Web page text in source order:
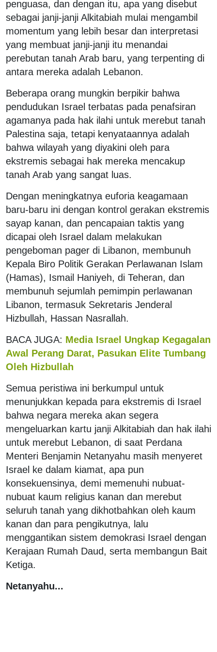
penguasa, dan dengan itu, apa yang disebut
sebagai janji-janji Alkitabiah mulai mengambil
momentum yang lebih besar dan interpretasi
yang membuat janji-janji itu menandai
perebutan tanah Arab baru, yang terpenting di
antara mereka adalah Lebanon.
Beberapa orang mungkin berpikir bahwa
pendudukan Israel terbatas pada penafsiran
agamanya pada hak ilahi untuk merebut tanah
Palestina saja, tetapi kenyataannya adalah
bahwa wilayah yang diyakini oleh para
ekstremis sebagai hak mereka mencakup
tanah Arab yang sangat luas.
Dengan meningkatnya euforia keagamaan
baru-baru ini dengan kontrol gerakan ekstremis
sayap kanan, dan pencapaian taktis yang
dicapai oleh Israel dalam melakukan
pengeboman pager di Libanon, membunuh
Kepala Biro Politik Gerakan Perlawanan Islam
(Hamas), Ismail Haniyeh, di Teheran, dan
membunuh sejumlah pemimpin perlawanan
Libanon, termasuk Sekretaris Jenderal
Hizbullah, Hassan Nasrallah.
BACA JUGA: Media Israel Ungkap Kegagalan
Awal Perang Darat, Pasukan Elite Tumbang
Oleh Hizbullah
Semua peristiwa ini berkumpul untuk
menunjukkan kepada para ekstremis di Israel
bahwa negara mereka akan segera
mengeluarkan kartu janji Alkitabiah dan hak ilahi
untuk merebut Lebanon, di saat Perdana
Menteri Benjamin Netanyahu masih menyeret
Israel ke dalam kiamat, apa pun
konsekuensinya, demi memenuhi nubuat-
nubuat kaum religius kanan dan merebut
seluruh tanah yang dikhotbahkan oleh kaum
kanan dan para pengikutnya, lalu
menggantikan sistem demokrasi Israel dengan
Kerajaan Rumah Daud, serta membangun Bait
Ketiga.
Netanyahu...